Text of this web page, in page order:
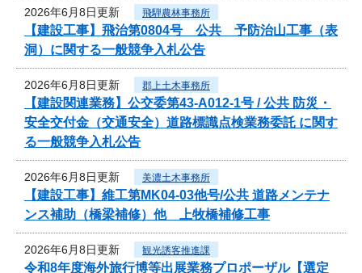
2026年6月8日更新 飛騨農林事務所
【建設工事】飛治第0804号 公共 予防治山工事（表
洞）に関する一般競争入札公告
2026年6月8日更新 郡上土木事務所
【建設関連業務】公交委第43-A012-1号 / 公共 防災・
安全交付金（交通安全）道路標識点検業務委託 に関す
る一般競争入札公告
2026年6月8日更新 美濃土木事務所
【建設工事】維工第MK04-03他号/公共 道路メンテナ
ンス補助（橋梁補修）他 上牧橋補修工事
2026年6月8日更新 観光誘客推進課
令和8年度海外旅行博等出展業務プロポーザル【選定